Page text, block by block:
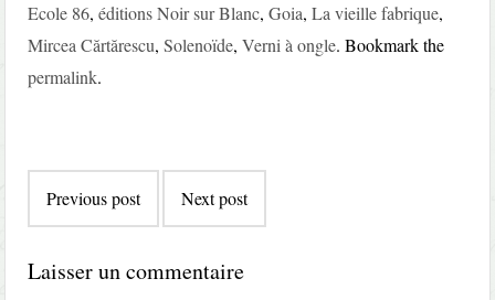
Ecole 86,éditions Noir sur Blanc,Goia,La vieille fabrique,
Mircea Cărtărescu,Solenoïde,Verni à ongle. Bookmark the
permalink.
navigation
Previous post Next post
Laisser un commentaire